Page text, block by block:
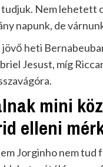
Nem lehetett
napunk, de
jövő heti
Jesust, míg
mini
elleni
Jorginho nem